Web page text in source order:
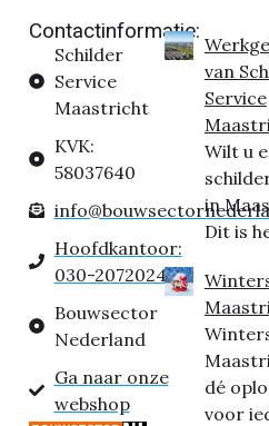
Contactinformatie:
Schilder
Service
Maastricht
KVK:
58037640
Hoofdkantoor:
030-2072024
Bouwsector
Nederland
Ga naar onze
webshop
van
Service
Wilt u
in
Dit is
dé
voor